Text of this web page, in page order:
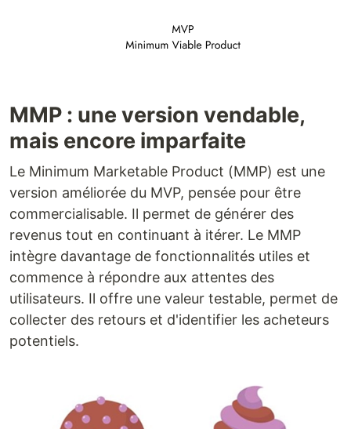
MMP : une version vendable,
mais encore imparfaite
Le Minimum Marketable Product (MMP) est une
version améliorée du MVP, pensée pour être
commercialisable. Il permet de générer des
revenus tout en continuant à itérer. Le MMP
intègre davantage de fonctionnalités utiles et
commence à répondre aux attentes des
utilisateurs. Il offre une valeur testable, permet de
collecter des retours et d'identifier les acheteurs
potentiels.